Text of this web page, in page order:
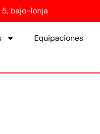
5, bajo-lonja
Equipaciones